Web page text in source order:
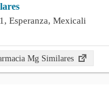
Esperanza, Mexicali
Mg Similares